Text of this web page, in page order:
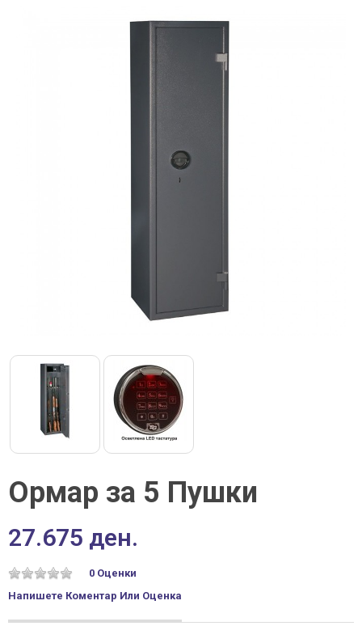
Ормар за 5 Пушки
27.675 ден.
0 Оценки
Напишете Коментар Или Оценка